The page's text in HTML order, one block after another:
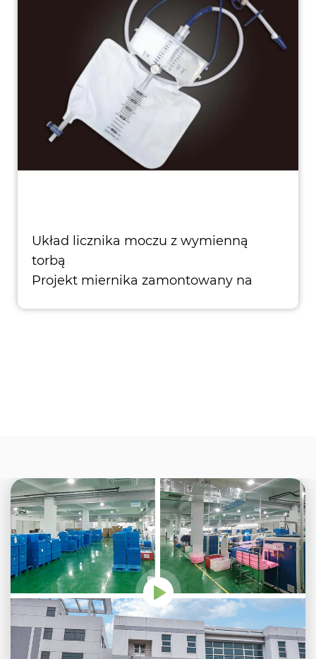
Układ licznika moczu z wymienną
torbą
Projekt miernika zamontowany na